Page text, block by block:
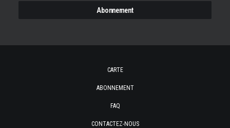
CARTE
ABONNEMENT
FAQ
CONTACTEZ-NOUS